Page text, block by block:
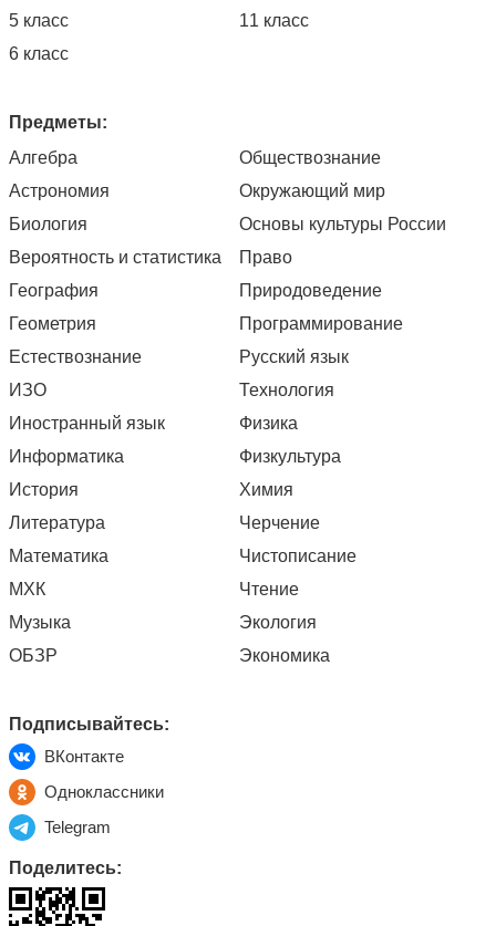
5 класс
6 класс
11 класс
Предметы:
Алгебра
Астрономия
Биология
Вероятность и статистика
География
Геометрия
Естествознание
ИЗО
Иностранный язык
Информатика
История
Литература
Математика
МХК
Музыка
ОБЗР
Обществознание
Окружающий мир
Основы культуры России
Право
Природоведение
Программирование
Русский язык
Технология
Физика
Физкультура
Химия
Черчение
Чистописание
Чтение
Экология
Экономика
Подписывайтесь:
ВКонтакте
Одноклассники
Telegram
Поделитесь: